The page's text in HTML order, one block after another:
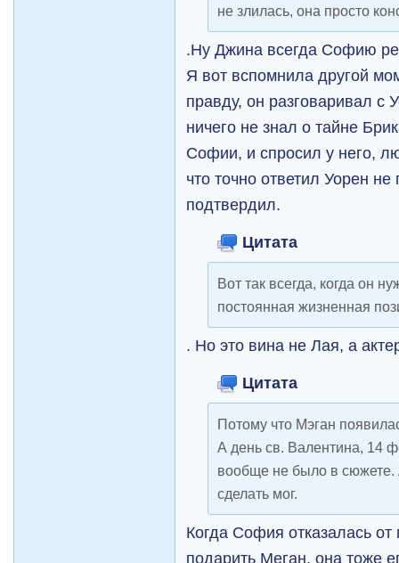
не злилась, она просто
.Ну Джина всегда Софию
Я вот вспомнила другой
правду, он разговаривал с
ничего не знал о тайне
Софии, и спросил у него,
что точно ответил Уорен
подтвердил.
Цитата
Вот так всегда, когда он
постоянная жизненная
. Но это вина не Лая, а
Цитата
Потому что Мэган
А день cв. Валентина, 14
вообще не было в сюжете.
сделать мог.
Когда София отказалась
подарить Меган, она тоже